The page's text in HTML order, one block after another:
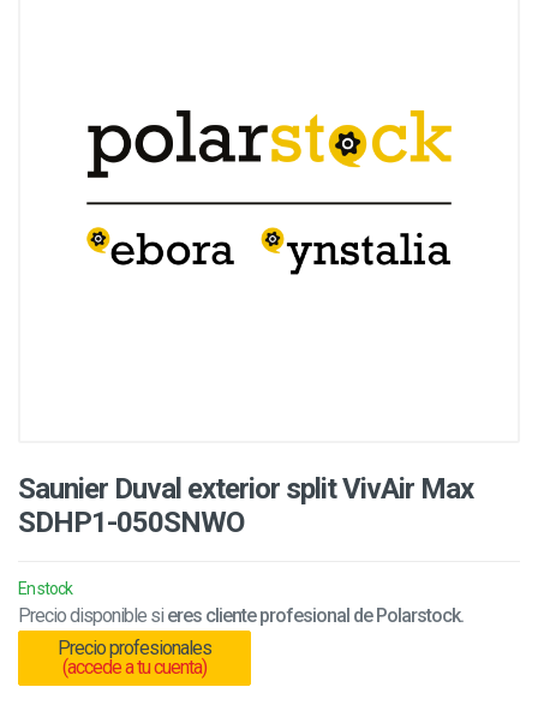
Saunier Duval exterior split VivAir Max
SDHP1-050SNWO
En stock
Precio disponible si eres cliente profesional de Polarstock.
Precio profesionales
(accede a tu cuenta)